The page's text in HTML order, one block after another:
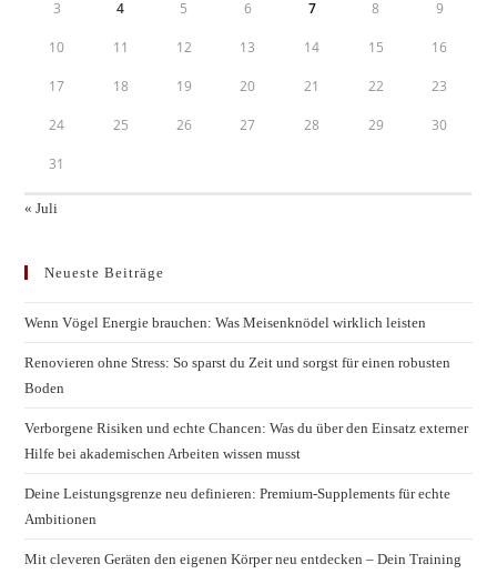
3 4 5 6 7 8 9
10 11 12 13 14 15 16
17 18 19 20 21 22 23
24 25 26 27 28 29 30
31
« Juli
Neueste Beiträge
Wenn Vögel Energie brauchen: Was Meisenknödel wirklich leisten
Renovieren ohne Stress: So sparst du Zeit und sorgst für einen robusten
Boden
Verborgene Risiken und echte Chancen: Was du über den Einsatz externer
Hilfe bei akademischen Arbeiten wissen musst
Deine Leistungsgrenze neu definieren: Premium-Supplements für echte
Ambitionen
Mit cleveren Geräten den eigenen Körper neu entdecken – Dein Training